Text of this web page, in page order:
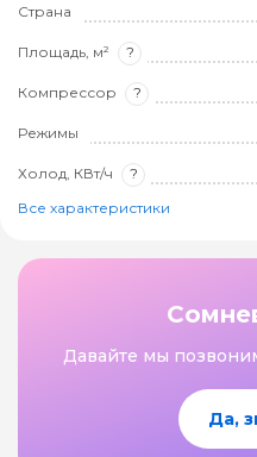
Страна
Площадь, м² ?
Компрессор ?
Режимы
Холод, КВт/ч ?
Все характеристики
Давайте мы
Да,